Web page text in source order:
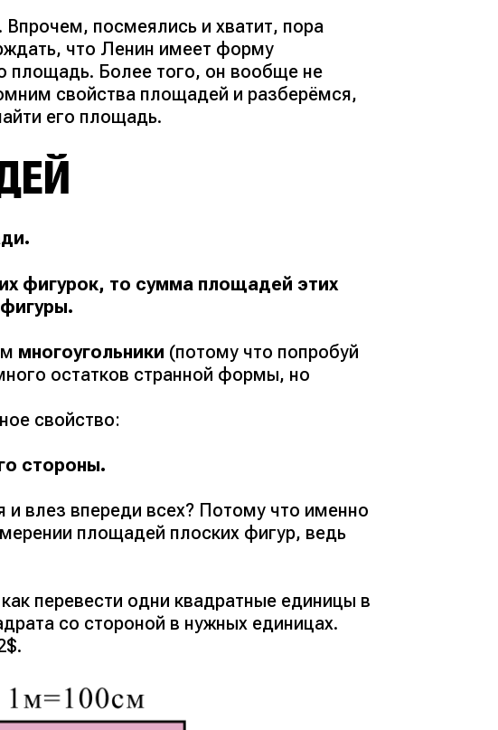
Впрочем, посмеялись и хватит, пора
что Ленин имеет форму
площадь. Более того, он вообще не
свойства площадей и разберёмся,
его площадь.
фигурок, то сумма площадей этих
многоугольники (потому что попробуй
остатков странной формы, но
свойство:
стороны.
влез впереди всех? Потому что именно
площадей плоских фигур, ведь
перевести одни квадратные единицы в
со стороной в нужных единицах.